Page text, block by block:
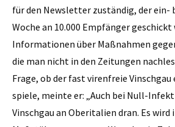
für den Newsletter zuständig, der ein-
Woche an 10.000 Empfänger
Informationen über Maßnahmen
die man nicht in den Zeitungen
Frage, ob der fast virenfreie
spiele, meinte er: „Auch bei Null-
Vinschgau an Oberitalien dran. Es wird